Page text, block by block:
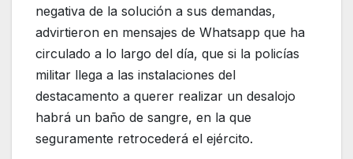
negativa de la solución a sus demandas,
advirtieron en mensajes de Whatsapp que ha
circulado a lo largo del día, que si la policías
militar llega a las instalaciones del
destacamento a querer realizar un desalojo
habrá un baño de sangre, en la que
seguramente retrocederá el ejército.